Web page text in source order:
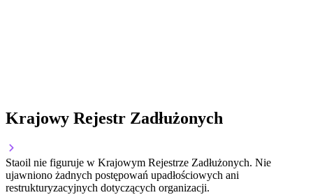
Krajowy Rejestr Zadłużonych
Staoil nie figuruje w Krajowym Rejestrze Zadłużonych. Nie
ujawniono żadnych postępowań upadłościowych ani
restrukturyzacyjnych dotyczących organizacji.